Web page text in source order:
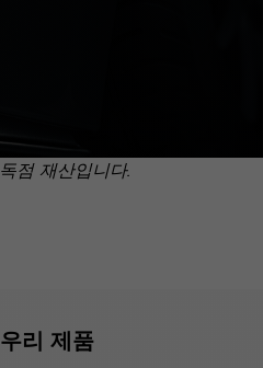
점 재산입니다.
우리 제품